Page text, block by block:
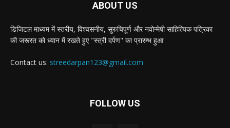
ABOUT US
डिजिटल माध्यम में स्तरीय, विश्वसनीय, सुरुचिपूर्ण और नवोन्मेषी साहित्यिक पत्रिका
की जरूरत को ध्यान में रखते हुए "स्त्री दर्पण" का प्रारम्भ हुआ
Contact us: streedarpan123@gmail.com
FOLLOW US